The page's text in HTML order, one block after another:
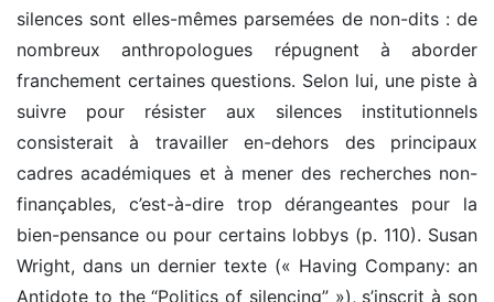
silences sont elles-mêmes parsemées de non-dits : de
nombreux anthropologues répugnent à aborder
franchement certaines questions. Selon lui, une piste à
suivre pour résister aux silences institutionnels
consisterait à travailler en-dehors des principaux
cadres académiques et à mener des recherches non-
finançables, c’est-à-dire trop dérangeantes pour la
bien-pensance ou pour certains lobbys (p. 110). Susan
Wright, dans un dernier texte (« Having Company: an
Antidote to the “Politics of silencing” »), s’inscrit à son